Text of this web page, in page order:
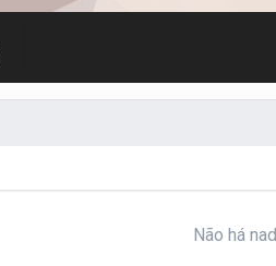
Não há